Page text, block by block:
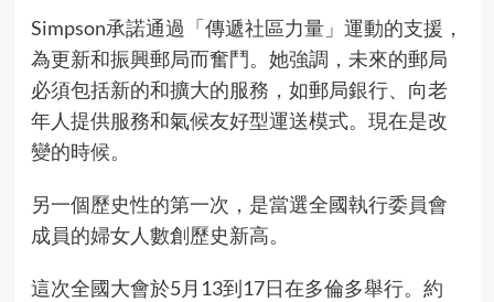
Simpson承諾通過「傳遞社區力量」運動的支援，
為更新和振興郵局而奮鬥。她強調，未來的郵局
必須包括新的和擴大的服務，如郵局銀行、向老
年人提供服務和氣候友好型運送模式。現在是改
變的時候。
另一個歷史性的第一次，是當選全國執行委員會
成員的婦女人數創歷史新高。
這次全國大會於5月13到17日在多倫多舉行。約